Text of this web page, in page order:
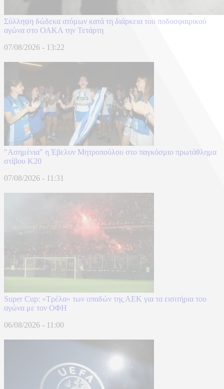
Σύλληψη δώδεκα ατόμων κατά τη διάρκεια του ποδοσφαιρικού
αγώνα στο ΟΑΚΑ την Τετάρτη
07/08/2026 - 13:22
"Ασημένια" η Έβελυν Μητροπούλου στο παγκόσμιο πρωτάθλημα
στίβου Κ20
07/08/2026 - 11:31
Super Cup: «Τρέλα» των οπαδών της ΑΕΚ για τα εισιτήρια του
αγώνα με τον ΟΦΗ
06/08/2026 - 11:00